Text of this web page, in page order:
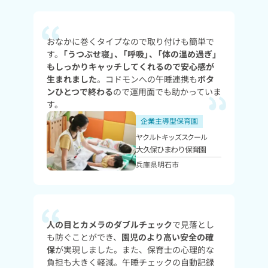
おなかに巻くタイプなので取り付けも簡単で
す。
「うつぶせ寝」、「呼吸」、「体の温め過ぎ」
もしっかりキャッチしてくれるので安心感が
生まれました。コドモンへの午睡連携もボタ
ンひとつで終わるので運用面でも助かっていま
す。
企業主導型保育園
ヤクルトキッズスクール
大久保ひまわり保育園
兵庫県明石市
人の目とカメラのダブルチェックで見落とし
も防ぐことができ、 園児のより高い安全の確
保が実現しました。また、保育士の心理的な
負担も大きく軽減。午睡チェックの自動記録